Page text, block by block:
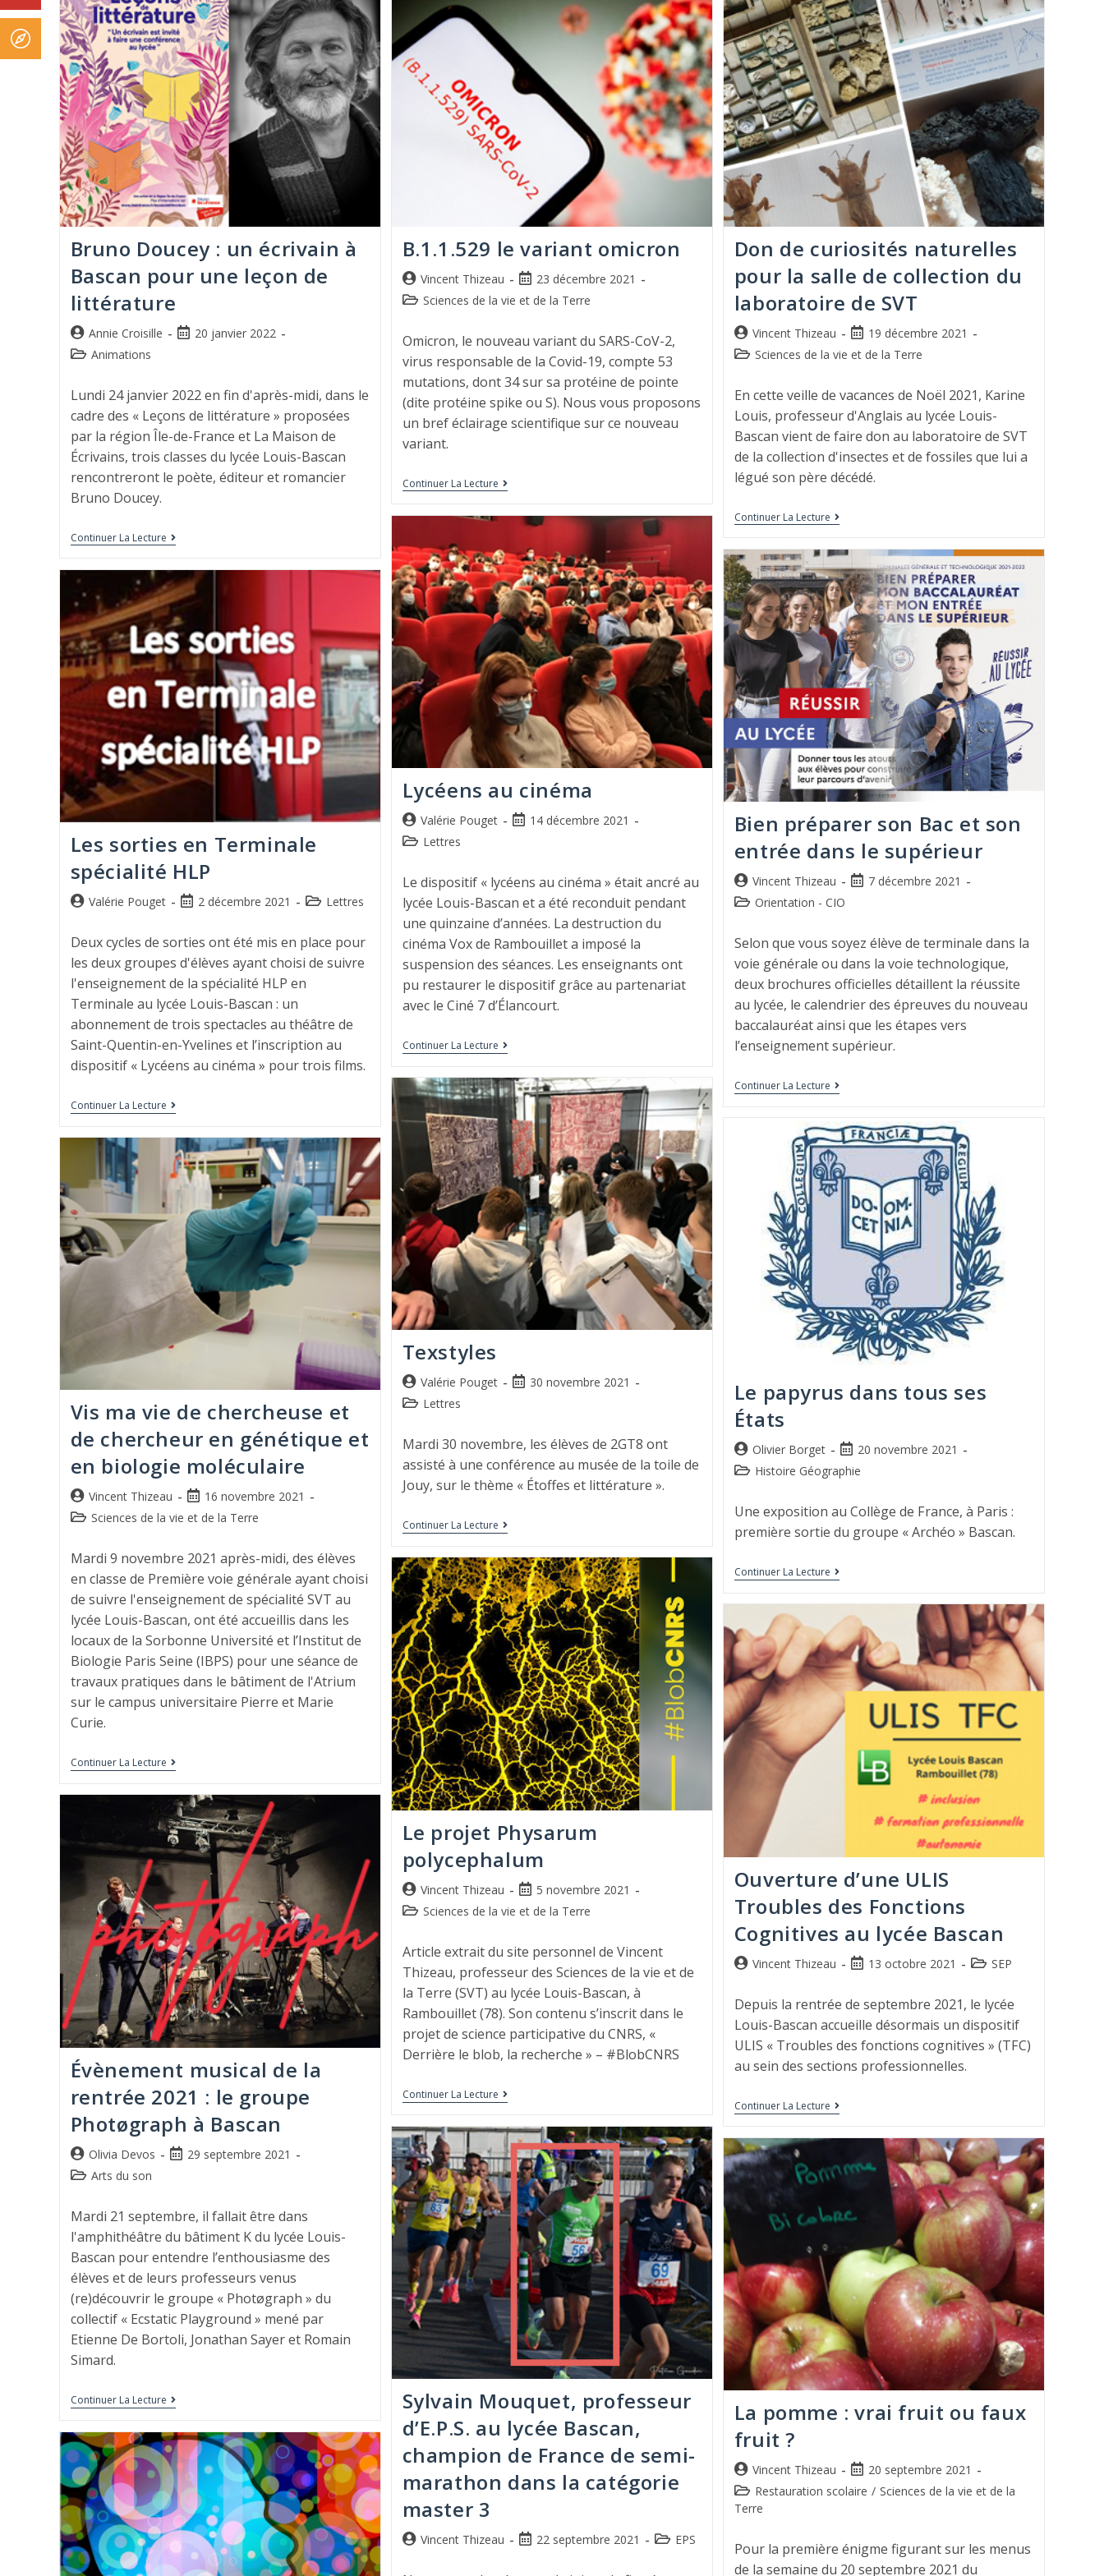
Bruno Doucey : un écrivain à
Bascan pour une leçon de
littérature
Annie Croisille
20 janvier 2022
Animations
Lundi 24 janvier 2022 en fin d'après-midi, dans le
cadre des « Leçons de littérature » proposées
par la région Île-de-France et La Maison de
Écrivains, trois classes du lycée Louis-Bascan
rencontreront le poète, éditeur et romancier
Bruno Doucey.
Continuer La Lecture
B.1.1.529 le variant omicron
Vincent Thizeau
23 décembre 2021
Sciences de la vie et de la Terre
Omicron, le nouveau variant du SARS-CoV-2,
virus responsable de la Covid-19, compte 53
mutations, dont 34 sur sa protéine de pointe
(dite protéine spike ou S). Nous vous proposons
un bref éclairage scientifique sur ce nouveau
variant.
Continuer La Lecture
Don de curiosités naturelles
pour la salle de collection du
laboratoire de SVT
Vincent Thizeau
19 décembre 2021
Sciences de la vie et de la Terre
En cette veille de vacances de Noël 2021, Karine
Louis, professeur d'Anglais au lycée Louis-
Bascan vient de faire don au laboratoire de SVT
de la collection d'insectes et de fossiles que lui a
légué son père décédé.
Continuer La Lecture
Lycéens au cinéma
Valérie Pouget
14 décembre 2021
Lettres
Le dispositif « lycéens au cinéma » était ancré au
lycée Louis-Bascan et a été reconduit pendant
une quinzaine d’années. La destruction du
cinéma Vox de Rambouillet a imposé la
suspension des séances. Les enseignants ont
pu restaurer le dispositif grâce au partenariat
avec le Ciné 7 d’Élancourt.
Continuer La Lecture
Bien préparer son Bac et son
entrée dans le supérieur
Vincent Thizeau
7 décembre 2021
Orientation - CIO
Selon que vous soyez élève de terminale dans la
voie générale ou dans la voie technologique,
deux brochures officielles détaillent la réussite
au lycée, le calendrier des épreuves du nouveau
baccalauréat ainsi que les étapes vers
l’enseignement supérieur.
Continuer La Lecture
Les sorties en Terminale
spécialité HLP
Valérie Pouget 2 décembre 2021 Lettres
Deux cycles de sorties ont été mis en place pour
les deux groupes d'élèves ayant choisi de suivre
l'enseignement de la spécialité HLP en
Terminale au lycée Louis-Bascan : un
abonnement de trois spectacles au théâtre de
Saint-Quentin-en-Yvelines et l’inscription au
dispositif « Lycéens au cinéma » pour trois films.
Continuer La Lecture
Texstyles
Valérie Pouget
30 novembre 2021
Lettres
Mardi 30 novembre, les élèves de 2GT8 ont
assisté à une conférence au musée de la toile de
Jouy, sur le thème « Étoffes et littérature ».
Continuer La Lecture
Le papyrus dans tous ses
États
Olivier Borget
20 novembre 2021
Histoire Géographie
Une exposition au Collège de France, à Paris :
première sortie du groupe « Archéo » Bascan.
Continuer La Lecture
Vis ma vie de chercheuse et
de chercheur en génétique et
en biologie moléculaire
Vincent Thizeau
16 novembre 2021
Sciences de la vie et de la Terre
Mardi 9 novembre 2021 après-midi, des élèves
en classe de Première voie générale ayant choisi
de suivre l'enseignement de spécialité SVT au
lycée Louis-Bascan, ont été accueillis dans les
locaux de la Sorbonne Université et l’Institut de
Biologie Paris Seine (IBPS) pour une séance de
travaux pratiques dans le bâtiment de l'Atrium
sur le campus universitaire Pierre et Marie
Curie.
Continuer La Lecture
Le projet Physarum
polycephalum
Vincent Thizeau
5 novembre 2021
Sciences de la vie et de la Terre
Article extrait du site personnel de Vincent
Thizeau, professeur des Sciences de la vie et de
la Terre (SVT) au lycée Louis-Bascan, à
Rambouillet (78). Son contenu s’inscrit dans le
projet de science participative du CNRS, «
Derrière le blob, la recherche » – #BlobCNRS
Continuer La Lecture
Ouverture d’une ULIS
Troubles des Fonctions
Cognitives au lycée Bascan
Vincent Thizeau 13 octobre 2021 SEP
Depuis la rentrée de septembre 2021, le lycée
Louis-Bascan accueille désormais un dispositif
ULIS « Troubles des fonctions cognitives » (TFC)
au sein des sections professionnelles.
Continuer La Lecture
Évènement musical de la
rentrée 2021 : le groupe
Photøgraph à Bascan
Olivia Devos
29 septembre 2021
Arts du son
Mardi 21 septembre, il fallait être dans
l'amphithéâtre du bâtiment K du lycée Louis-
Bascan pour entendre l’enthousiasme des
élèves et de leurs professeurs venus
(re)découvrir le groupe « Photøgraph » du
collectif « Ecstatic Playground » mené par
Etienne De Bortoli, Jonathan Sayer et Romain
Simard.
Continuer La Lecture
Sylvain Mouquet, professeur
d’E.P.S. au lycée Bascan,
champion de France de semi-
marathon dans la catégorie
master 3
Vincent Thizeau 22 septembre 2021 EPS
La pomme : vrai fruit ou faux
fruit ?
Vincent Thizeau
20 septembre 2021
Restauration scolaire / Sciences de la vie et de la
Terre
Pour la première énigme figurant sur les menus
de la semaine du 20 septembre 2021 du